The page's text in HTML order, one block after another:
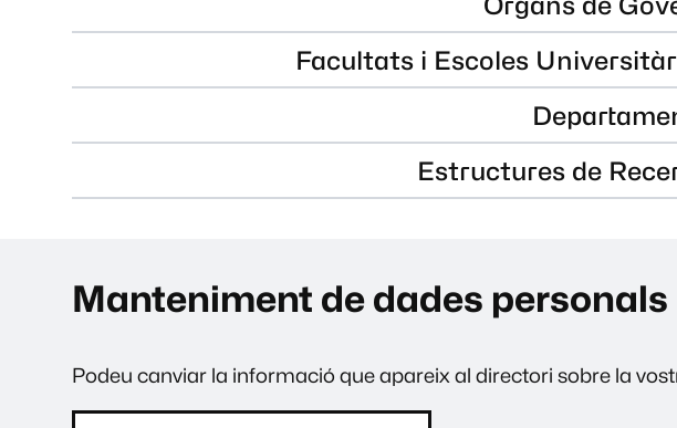
Facultats i Escoles
Estructures de
Manteniment de dades personals
Podeu canviar la informació que apareix al directori sobre la